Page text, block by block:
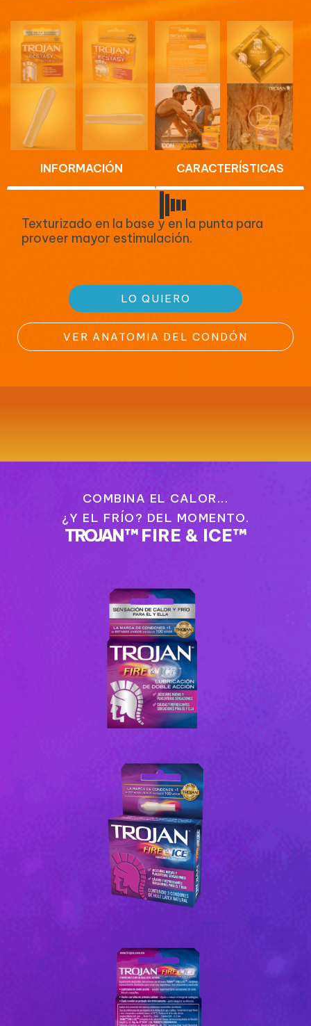
INFORMACIÓN CARACTERÍSTICAS
Texturizado en la base y en la punta para
proveer mayor estimulación.
LO QUIERO
VER ANATOMIA DEL CONDÓN
COMBINA EL CALOR...
¿Y EL FRÍO? DEL MOMENTO.
TROJAN™FIRE & ICE™